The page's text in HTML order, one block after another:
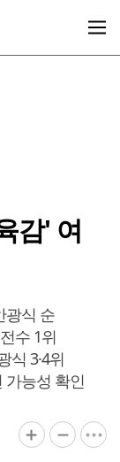
감' 여
광식 순
수 1위
식 3·4위
가능성 확인